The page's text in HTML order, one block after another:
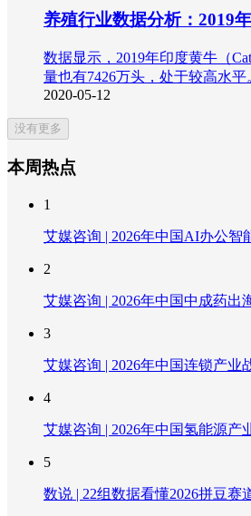
养殖行业数据分析：2019
数据显示，2019年印度黄牛（
量也有7426万头，处于较高水平
2020-05-12
没有更多
本周热点
1
艾媒咨询 | 2026年中国AI办公智
2
艾媒咨询 | 2026年中国中成药出
3
艾媒咨询 | 2026年中国连锁产业
4
艾媒咨询 | 2026年中国氢能源产
5
数说 | 22组数据看懂2026拼豆赛